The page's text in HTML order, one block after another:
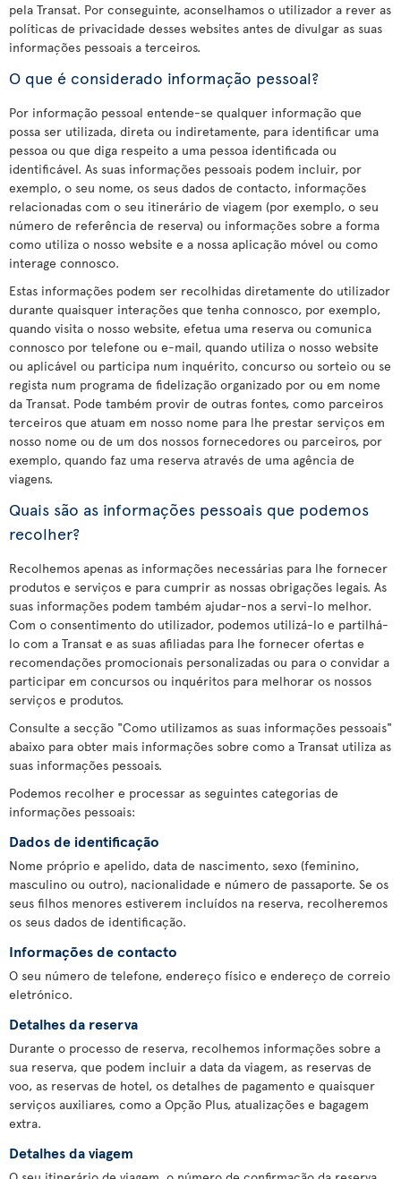
pela Transat. Por conseguinte, aconselhamos o utilizador a rever as
políticas de privacidade desses websites antes de divulgar as suas
informações pessoais a terceiros.
O que é considerado informação pessoal?
Por informação pessoal entende-se qualquer informação que
possa ser utilizada, direta ou indiretamente, para identificar uma
pessoa ou que diga respeito a uma pessoa identificada ou
identificável. As suas informações pessoais podem incluir, por
exemplo, o seu nome, os seus dados de contacto, informações
relacionadas com o seu itinerário de viagem (por exemplo, o seu
número de referência de reserva) ou informações sobre a forma
como utiliza o nosso website e a nossa aplicação móvel ou como
interage connosco.
Estas informações podem ser recolhidas diretamente do utilizador
durante quaisquer interações que tenha connosco, por exemplo,
quando visita o nosso website, efetua uma reserva ou comunica
connosco por telefone ou e-mail, quando utiliza o nosso website
ou aplicável ou participa num inquérito, concurso ou sorteio ou se
regista num programa de fidelização organizado por ou em nome
da Transat. Pode também provir de outras fontes, como parceiros
terceiros que atuam em nosso nome para lhe prestar serviços em
nosso nome ou de um dos nossos fornecedores ou parceiros, por
exemplo, quando faz uma reserva através de uma agência de
viagens.
Quais são as informações pessoais que podemos
recolher?
Recolhemos apenas as informações necessárias para lhe fornecer
produtos e serviços e para cumprir as nossas obrigações legais. As
suas informações podem também ajudar-nos a servi-lo melhor.
Com o consentimento do utilizador, podemos utilizá-lo e partilhá-
lo com a Transat e as suas afiliadas para lhe fornecer ofertas e
recomendações promocionais personalizadas ou para o convidar a
participar em concursos ou inquéritos para melhorar os nossos
serviços e produtos.
Consulte a secção "Como utilizamos as suas informações pessoais"
abaixo para obter mais informações sobre como a Transat utiliza as
suas informações pessoais.
Podemos recolher e processar as seguintes categorias de
informações pessoais:
Dados de identificação
Nome próprio e apelido, data de nascimento, sexo (feminino,
masculino ou outro), nacionalidade e número de passaporte. Se os
seus filhos menores estiverem incluídos na reserva, recolheremos
os seus dados de identificação.
Informações de contacto
O seu número de telefone, endereço físico e endereço de correio
eletrónico.
Detalhes da reserva
Durante o processo de reserva, recolhemos informações sobre a
sua reserva, que podem incluir a data da viagem, as reservas de
voo, as reservas de hotel, os detalhes de pagamento e quaisquer
serviços auxiliares, como a Opção Plus, atualizações e bagagem
extra.
Detalhes da viagem